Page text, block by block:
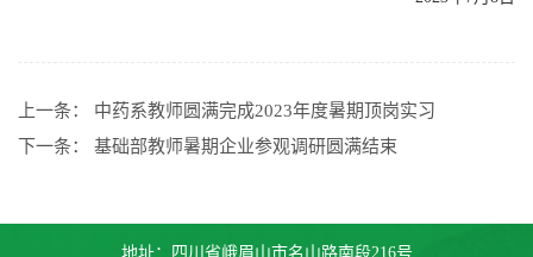
上一条： 中药系教师圆满完成2023年度暑期顶岗实习
下一条： 基础部教师暑期企业参观调研圆满结束
地址：四川省峨眉山市名山路南段216号